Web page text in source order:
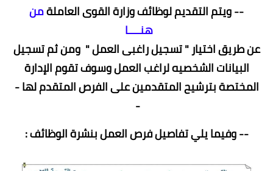
-- ويتم التقديم لوظائف وزارة القوى العاملةمن
هنــــا
عن طريق اختيار " تسجيل راغبى العمل " ومن ثم تسجيل
البيانات الشخصيه لراغب العمل وسوف تقوم الإدارة
المختصة بترشيح المتقدمين على الفرص المتقدم لها -
-
-- وفيما يلي تفاصيل فرص العمل بنشرة الوظائف :